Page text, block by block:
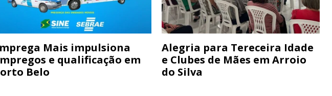
Mais impulsiona
e qualificação em
Belo
Alegria para Tereceira Idade
e Clubes de Mães em Arroio
do Silva